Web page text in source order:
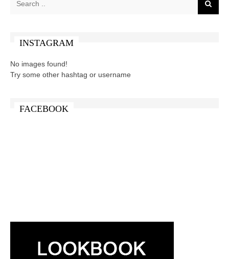
INSTAGRAM
No images found!
Try some other hashtag or username
FACEBOOK